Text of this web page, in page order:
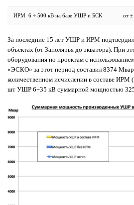
ИРМ 6 ÷ 500 кВ на базе УШР и БСК от
За последние 15 лет УШР и ИРМ
объектах (от Заполярья до экватора). При
оборудования по проектам с
«ЭСКО» за этот период составил 8374
количественном исчислении в составе ИРМ
шт УШР 6÷35 кВ суммарной мощностью